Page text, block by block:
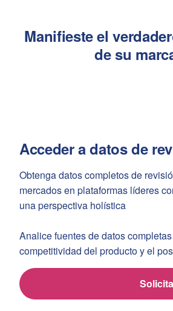
Manifieste el
de su
Acceder a datos de
Obtenga datos completos de
mercados en plataformas líderes
una perspectiva holística
Analice fuentes de datos
competitividad del producto y el